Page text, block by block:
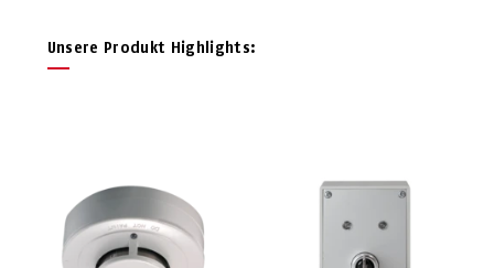
Unsere Produkt Highlights: